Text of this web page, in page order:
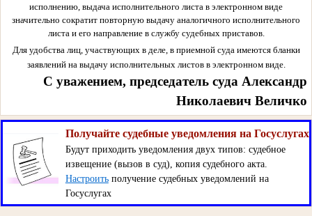
исполнению, выдача исполнительного листа в электронном виде
значительно сократит повторную выдачу аналогичного исполнительного
листа и его направление в службу судебных приставов.
Для удобства лиц, участвующих в деле, в приемной суда имеются бланки
заявлений на выдачу исполнительных листов в электронном виде.
С уважением, председатель суда Александр
Николаевич Величко
Получайте судебные уведомления на Госуслугах
Будут приходить уведомления двух типов: судебное
извещение (вызов в суд), копия судебного акта.
Настроитьполучение судебных уведомлений на
Госуслугах